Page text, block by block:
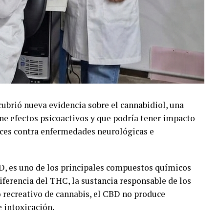
nueva evidencia sobre el cannabidiol, una
efectos psicoactivos y que podría tener impacto
contra enfermedades neurológicas e
es uno de los principales compuestos químicos
del THC, la sustancia responsable de los
de cannabis, el CBD no produce
intoxicación.